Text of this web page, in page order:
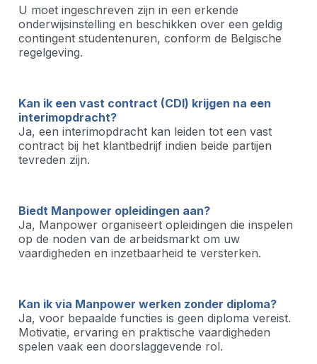
U moet ingeschreven zijn in een erkende
onderwijsinstelling en beschikken over een geldig
contingent studentenuren, conform de Belgische
regelgeving.
Kan ik een vast contract (CDI) krijgen na een
interimopdracht?
Ja, een interimopdracht kan leiden tot een vast
contract bij het klantbedrijf indien beide partijen
tevreden zijn.
Biedt Manpower opleidingen aan?
Ja, Manpower organiseert opleidingen die inspelen
op de noden van de arbeidsmarkt om uw
vaardigheden en inzetbaarheid te versterken.
Kan ik via Manpower werken zonder diploma?
Ja, voor bepaalde functies is geen diploma vereist.
Motivatie, ervaring en praktische vaardigheden
spelen vaak een doorslaggevende rol.